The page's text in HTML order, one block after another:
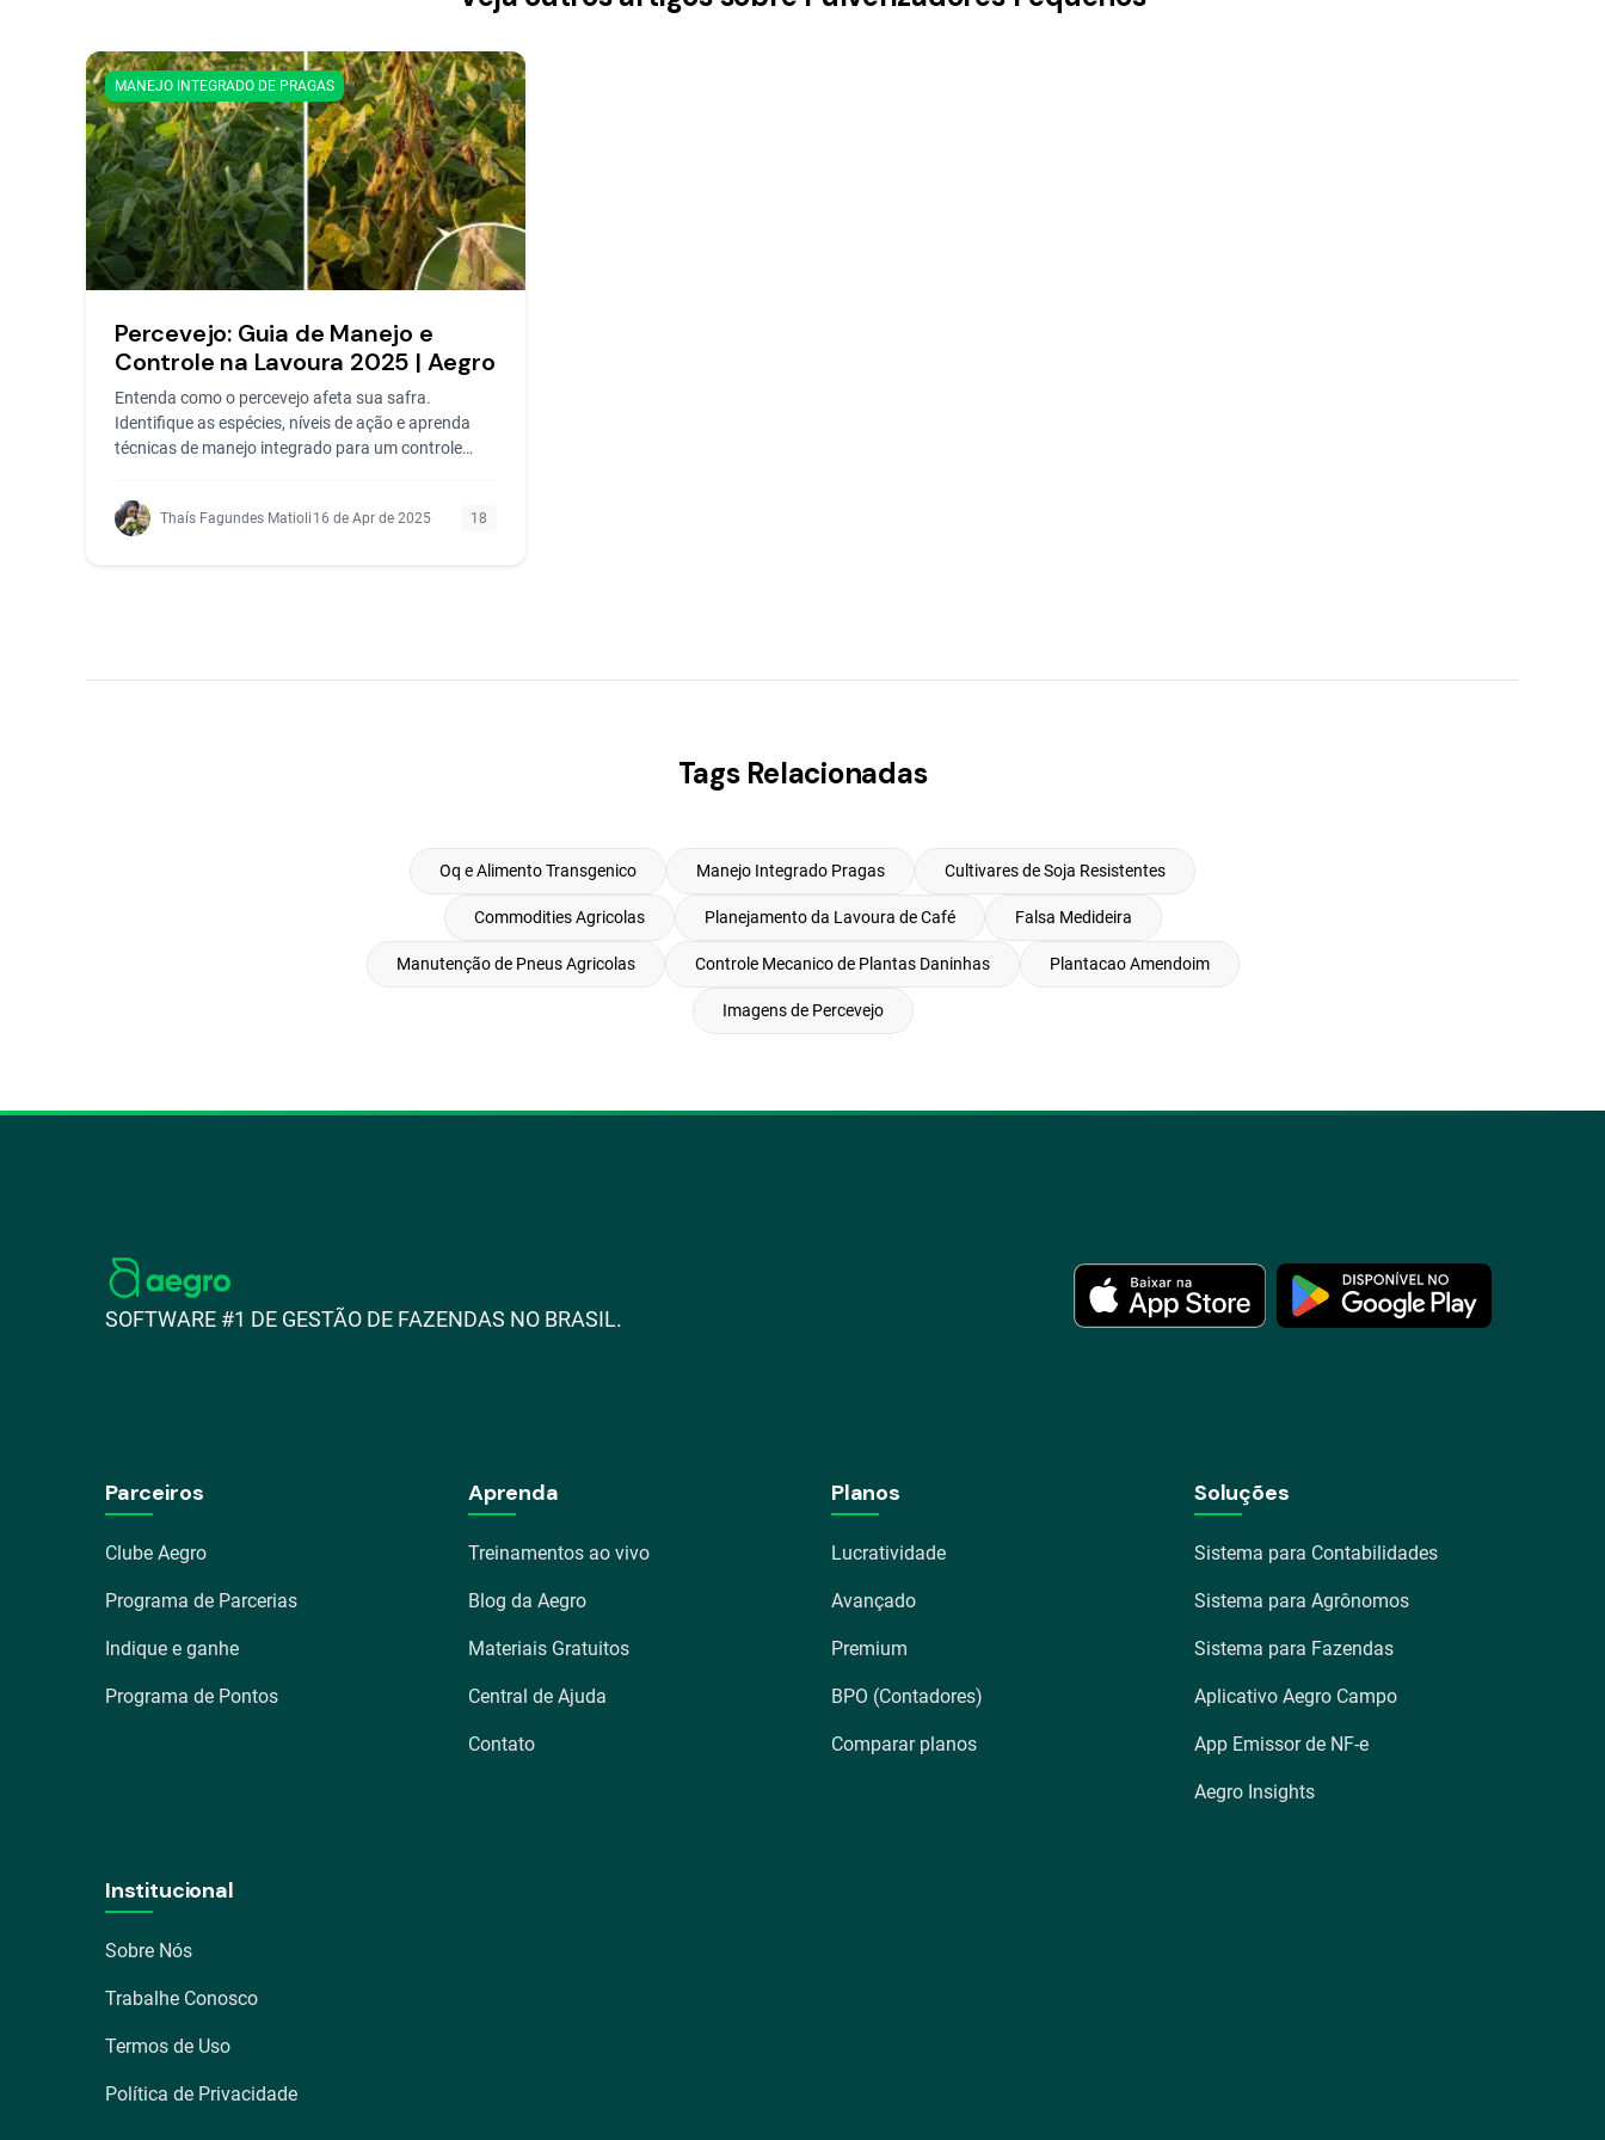
MANEJO INTEGRADO DE PRAGAS
Percevejo: Guia de Manejo e
Controle na Lavoura 2025 | Aegro
Entenda como o percevejo afeta sua safra.
Identifique as espécies, níveis de ação e aprenda
técnicas de manejo integrado para um controle
Thaís Fagundes Matioli 16 de Apr de 2025 18
Tags Relacionadas
Oq e Alimento Transgenico Manejo Integrado Pragas Cultivares de Soja Resistentes
Commodities Agricolas Planejamento da Lavoura de Café Falsa Medideira
Manutenção de Pneus Agricolas Controle Mecanico de Plantas Daninhas Plantacao Amendoim
Imagens de Percevejo
SOFTWARE #1 DE GESTÃO DE FAZENDAS NO BRASIL.
Parceiros
Clube Aegro
Programa de Parcerias
Indique e ganhe
Programa de Pontos
Aprenda
Treinamentos ao vivo
Blog da Aegro
Materiais Gratuitos
Central de Ajuda
Contato
Planos
Lucratividade
Avançado
Premium
BPO (Contadores)
Comparar planos
Soluções
Sistema para Contabilidades
Sistema para Agrônomos
Sistema para Fazendas
Aplicativo Aegro Campo
App Emissor de NF-e
Aegro Insights
Institucional
Sobre Nós
Trabalhe Conosco
Termos de Uso
Política de Privacidade